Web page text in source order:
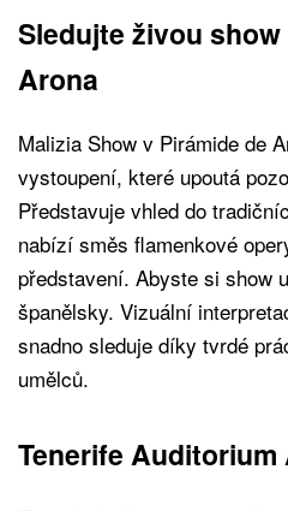
Sledujte živou
Arona
Malizia Show v Pirámide de
vystoupení, které upoutá
Představuje vhled do
nabízí směs flamenkové
představení. Abyste si show
španělsky. Vizuální
snadno sleduje díky tvrdé
umělců.
Tenerife Auditorium